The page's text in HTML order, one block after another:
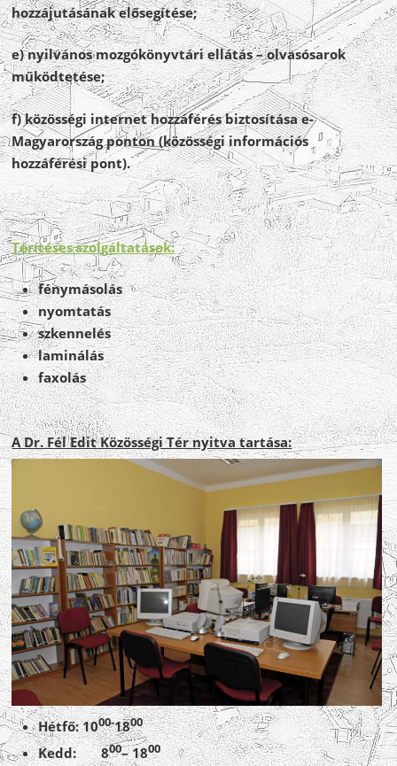
hozzájutásának elősegítése;
e) nyilvános mozgókönyvtári ellátás – olvasósarok
működtetése;
f) közösségi internet hozzáférés biztosítása e-
Magyarország ponton (közösségi információs
hozzáférési pont).
Térítéses szolgáltatások:
fénymásolás
nyomtatás
szkennelés
laminálás
faxolás
A Dr. Fél Edit Közösségi Tér nyitva tartása:
Hétfő: 1000-1800
Kedd: 800– 1800